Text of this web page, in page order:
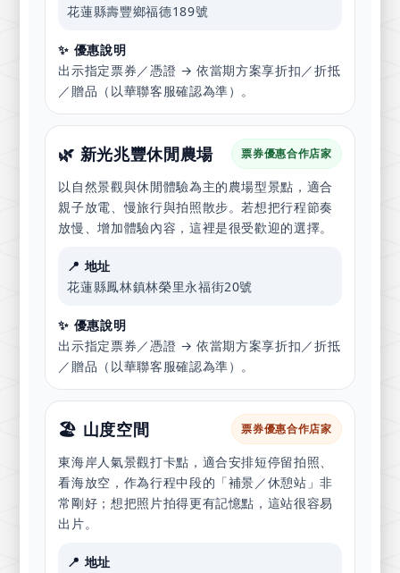
花蓮縣壽豐鄉福德189號
✨ 優惠說明
出示指定票券／憑證 → 依當期方案享折扣／折抵
／贈品（以華聯客服確認為準）。
🌿 新光兆豐休閒農場 票券優惠合作店家
以自然景觀與休閒體驗為主的農場型景點，適合
親子放電、慢旅行與拍照散步。若想把行程節奏
放慢、增加體驗內容，這裡是很受歡迎的選擇。
📍 地址
花蓮縣鳳林鎮林榮里永福街20號
✨ 優惠說明
出示指定票券／憑證 → 依當期方案享折扣／折抵
／贈品（以華聯客服確認為準）。
🏖️ 山度空間 票券優惠合作店家
東海岸人氣景觀打卡點，適合安排短停留拍照、
看海放空，作為行程中段的「補景／休憩站」非
常剛好；想把照片拍得更有記憶點，這站很容易
出片。
📍 地址